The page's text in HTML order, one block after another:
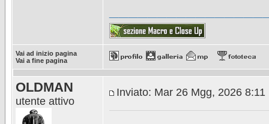
Vai ad inizio pagina
Vai a fine pagina
OLDMAN
utente attivo
Inviato: Mar 26 Mgg, 2026 8:11